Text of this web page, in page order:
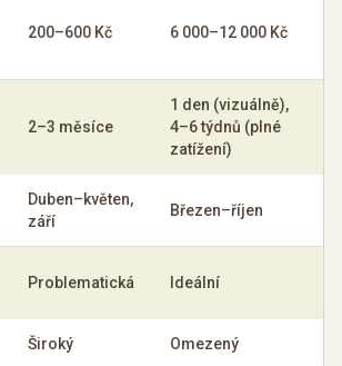
200–600 Kč 6 000–12 000 Kč
2–3 měsíce
1 den (vizuálně),
4–6 týdnů (plné
zatížení)
Duben–květen,
září
Březen–říjen
Problematická Ideální
Široký Omezený